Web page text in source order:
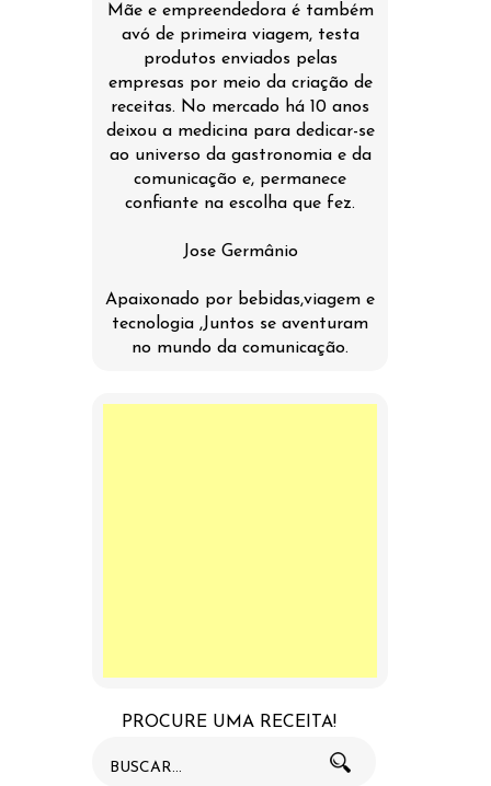
Mãe e empreendedora é também
avó de primeira viagem, testa
produtos enviados pelas
empresas por meio da criação de
receitas. No mercado há 10 anos
deixou a medicina para dedicar-se
ao universo da gastronomia e da
comunicação e, permanece
confiante na escolha que fez.
Jose Germânio
Apaixonado por bebidas,viagem e
tecnologia ,Juntos se aventuram
no mundo da comunicação.
PROCURE UMA RECEITA!